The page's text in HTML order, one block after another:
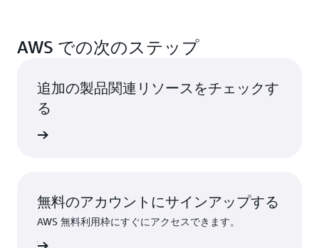
AWS での次のステップ
追加の製品関連リソースをチェックす
る
無料のアカウントにサインアップする
AWS 無料利用枠にすぐにアクセスできます。